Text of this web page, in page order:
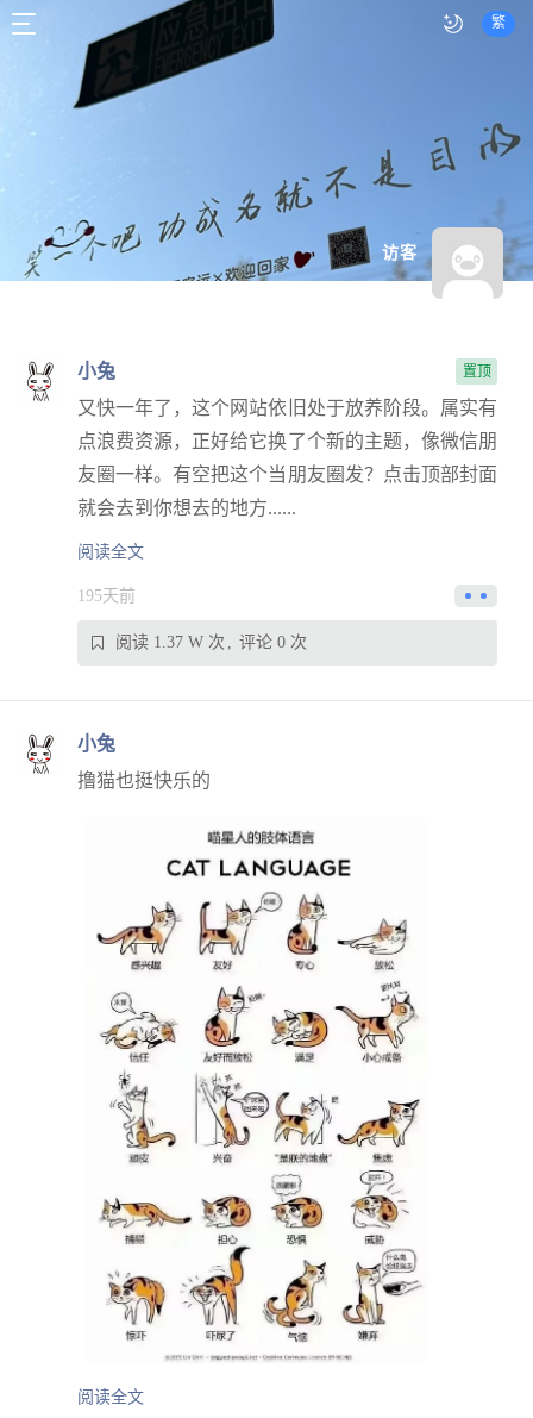
繁
访客
小兔 置顶
又快一年了，这个网站依旧处于放养阶段。属实有
点浪费资源，正好给它换了个新的主题，像微信朋
友圈一样。有空把这个当朋友圈发？点击顶部封面
就会去到你想去的地方......
阅读全文
195天前
阅读 1.37 W 次 评论 0 次
小兔
撸猫也挺快乐的
阅读全文